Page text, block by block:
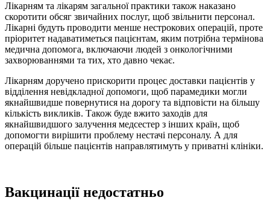
Лікарням та лікарям загальної практики також наказано
скоротити обсяг звичайних послуг, щоб звільнити персонал.
Лікарні будуть проводити менше нестрокових операцій, проте
пріоритет надаватиметься пацієнтам, яким потрібна термінова
медична допомога, включаючи людей з онкологічними
захворюваннями та тих, хто давно чекає.
Лікарням доручено прискорити процес доставки пацієнтів у
відділення невідкладної допомоги, щоб парамедики могли
якнайшвидше повернутися на дорогу та відповісти на більшу
кількість викликів. Також буде вжито заходів для
якнайшвидшого залучення медсестер з інших країн, щоб
допомогти вирішити проблему нестачі персоналу. А для
операцій більше пацієнтів направлятимуть у приватні клініки.
Вакцинації недостатньо